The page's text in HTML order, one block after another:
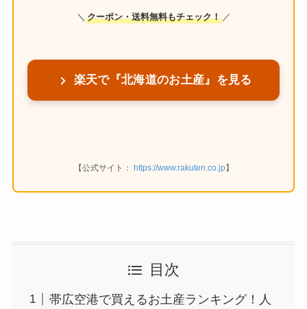
＼ クーポン・送料無料もチェック！／
楽天で『北海道のお土産』を見る
【公式サイト： https://www.rakuten.co.jp】
目次
帯広空港で買えるお土産ランキング！人